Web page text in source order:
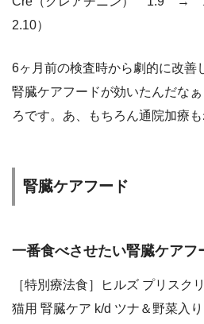
2.10）
6ヶ月前の検査時から劇的に改善
腎臓ケアフードが効いたんだな
ろです。あ、もちろん通院加療も
腎臓ケアフード
一番食べさせたい腎臓ケアフ
［特別療法食］ヒルズ プリスク
猫用 腎臓ケア k/d ツナ＆野菜入